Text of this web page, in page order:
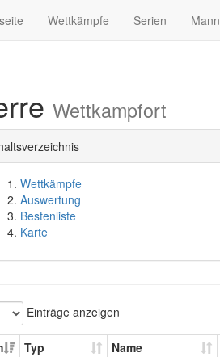
Wettkämpfe Serien
Wettkampfort
Wettkämpfe
Auswertung
Bestenliste
Karte
Einträge anzeigen
Typ
Name